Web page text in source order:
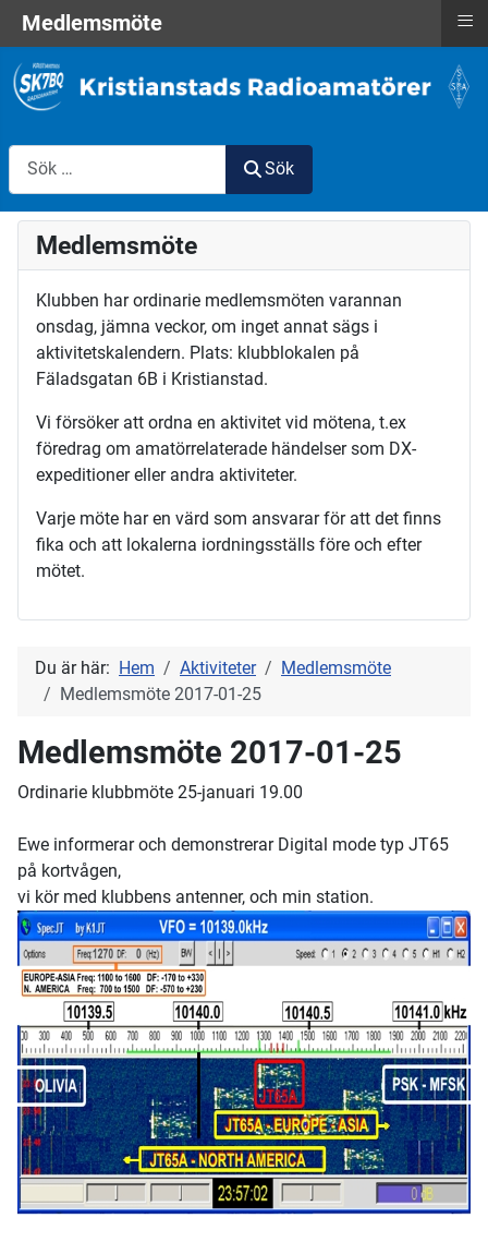
Sök
Sök
Medlemsmöte
Klubben har ordinarie medlemsmöten varannan
onsdag, jämna veckor, om inget annat sägs i
aktivitetskalendern. Plats: klubblokalen på
Fäladsgatan 6B i Kristianstad.
Vi försöker att ordna en aktivitet vid mötena, t.ex
föredrag om amatörrelaterade händelser som DX-
expeditioner eller andra aktiviteter.
Varje möte har en värd som ansvarar för att det finns
fika och att lokalerna iordningsställs före och efter
mötet.
Du är här: Hem Aktiviteter
Medlemsmöte
Medlemsmöte 2017-01-25
Medlemsmöte 2017-01-25
Ordinarie klubbmöte 25-januari 19.00
Ewe informerar och demonstrerar Digital mode typ JT65
på kortvågen,
vi kör med klubbens antenner, och min station.
Medlemsmöte ≡